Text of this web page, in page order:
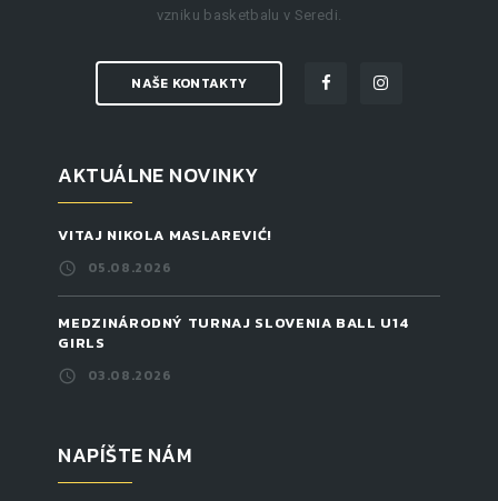
vzniku basketbalu v Seredi.
NAŠE KONTAKTY
AKTUÁLNE NOVINKY
VITAJ NIKOLA MASLAREVIĆ!
05.08.2026
MEDZINÁRODNÝ TURNAJ SLOVENIA BALL U14
GIRLS
03.08.2026
NAPÍŠTE NÁM